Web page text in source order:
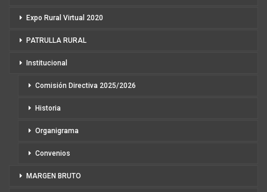
Expo Rural Virtual 2020
PATRULLA RURAL
Institucional
Comisión Directiva 2025/2026
Historia
Organigrama
Convenios
MARGEN BRUTO